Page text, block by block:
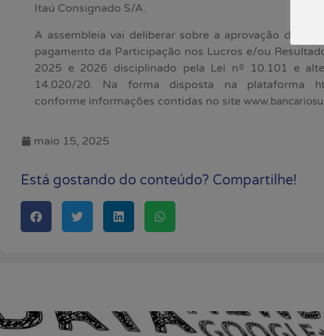
Itaú Consignado S/A.
A assembleia vai deliberar sobre a aprovação do
pagamento da Participação nos Lucros e/ou
2025 e 2026 disciplinado pela Lei nº 10.101 e
14.020/20. Na forma disposta na plataforma
conforme informações contidas no site
maio 15, 2025
Está gostando do conteúdo? Compartilhe!